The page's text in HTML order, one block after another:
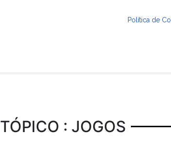
Política de
TÓPICO : JOGOS